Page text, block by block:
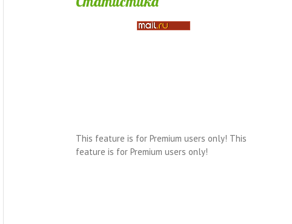
This feature is for Premium users only! This
feature is for Premium users only!